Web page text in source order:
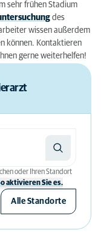
sehr frühen Stadium
des
wissen außerdem
können. Kontaktieren
gerne weiterhelfen!
oder Ihren Standort
aktivieren Sie es.
Alle Standorte